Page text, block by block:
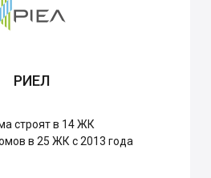
РИЕЛ
строят в 14 ЖК
в 25 ЖК с 2013 года